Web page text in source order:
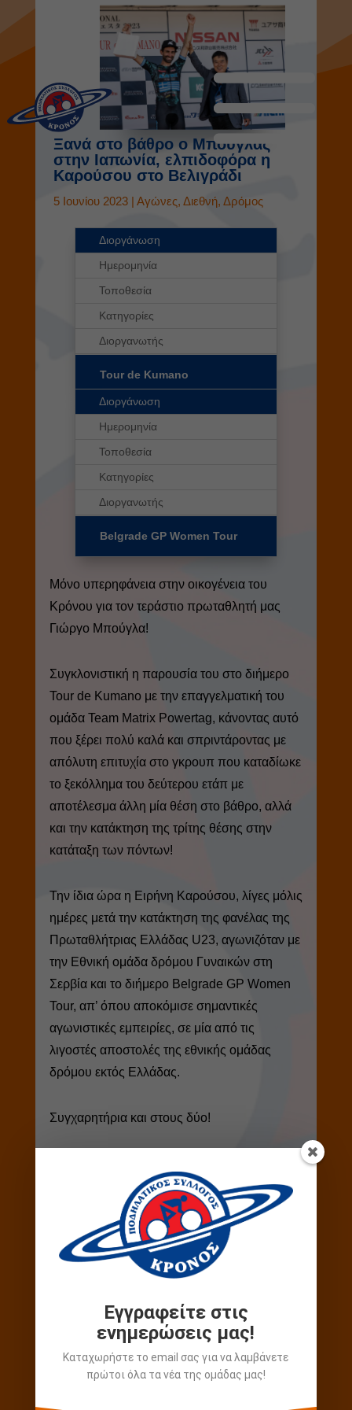
Ξανά στο βάθρο ο Μπούγλας
στην Ιαπωνία, ελπιδοφόρα η
Καρούσου στο Βελιγράδι
5 Ιουνίου 2023| Αγώνες, Διεθνή, Δρόμος
Διοργάνωση
Ημερομηνία
Τοποθεσία
Κατηγορίες
Διοργανωτής
Tour de Kumano
Διοργάνωση
Ημερομηνία
Τοποθεσία
Κατηγορίες
Διοργανωτής
Belgrade GP Women Tour
Μόνο υπερηφάνεια στην οικογένεια του
Κρόνου για τον τεράστιο πρωταθλητή μας
Γιώργο Μπούγλα!
Συγκλονιστική η παρουσία του στο διήμερο
Tour de Kumano με την επαγγελματική του
ομάδα Team Matrix Powertag, κάνοντας αυτό
που ξέρει πολύ καλά και σπριντάροντας με
απόλυτη επιτυχία στο γκρουπ που καταδίωκε
το ξεκόλλημα του δεύτερου ετάπ με
αποτέλεσμα άλλη μία θέση στο βάθρο, αλλά
και την κατάκτηση της τρίτης θέσης στην
κατάταξη των πόντων!
Την ίδια ώρα η Ειρήνη Καρούσου, λίγες μόλις
ημέρες μετά την κατάκτηση της φανέλας της
Πρωταθλήτριας Ελλάδας U23, αγωνιζόταν με
την Εθνική ομάδα δρόμου Γυναικών στη
Σερβία και το διήμερο Belgrade GP Women
Tour, απ’ όπου αποκόμισε σημαντικές
αγωνιστικές εμπειρίες, σε μία από τις
λιγοστές αποστολές της εθνικής ομάδας
δρόμου εκτός Ελλάδας.
Συγχαρητήρια και στους δύο!
Περισσότερα νέα
Εγγραφείτε στις
ενημερώσεις μας!
Καταχωρήστε το email σας για να λαμβάνετε
πρώτοι όλα τα νέα της ομάδας μας!